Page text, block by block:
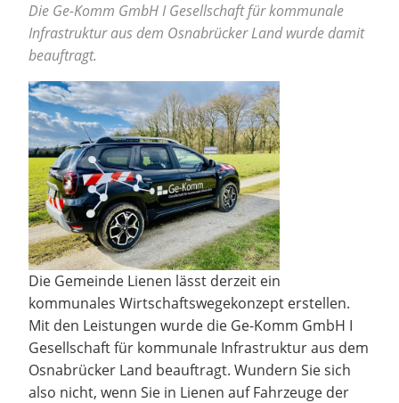
Die Ge-Komm GmbH I Gesellschaft für kommunale
Infrastruktur aus dem Osnabrücker Land wurde damit
beauftragt.
Die Gemeinde Lienen lässt derzeit ein
kommunales Wirtschaftswegekonzept erstellen.
Mit den Leistungen wurde die Ge-Komm GmbH I
Gesellschaft für kommunale Infrastruktur aus dem
Osnabrücker Land beauftragt. Wundern Sie sich
also nicht, wenn Sie in Lienen auf Fahrzeuge der